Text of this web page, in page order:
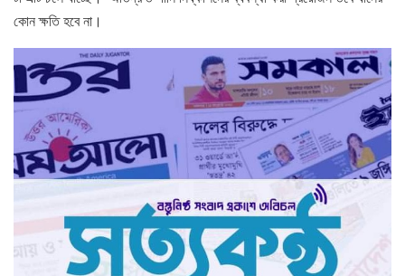
কোন ক্ষতি হবে না।